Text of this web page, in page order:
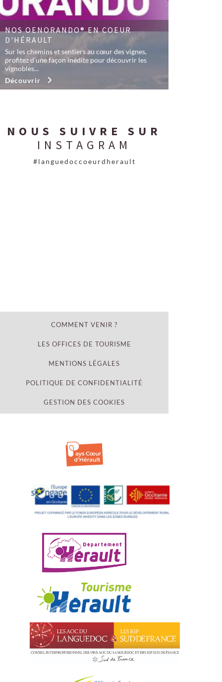
NOS OENORANDO® EN COEUR
D'HÉRAULT
Sur les chemins et sentiers au cœur des vignes,
profitez d'une façon inédite pour découvrir les
vignobles...
Découvrir
NOUS SUIVRE SUR
INSTAGRAM
#languedoccoeurdherault
COMMENT VENIR ?
LES OFFICES DE TOURISME
MENTIONS LÉGALES
POLITIQUE DE CONFIDENTIALITÉ
GESTION DES COOKIES